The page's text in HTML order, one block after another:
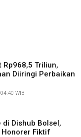
Rp968,5 Triliun,
Diiringi Perbaikan
WIB
di Dishub Bolsel,
Honorer Fiktif